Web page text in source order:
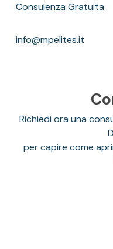
Consulenza Gratuita
info@mpelites.it
Richiedi ora una
per capire come